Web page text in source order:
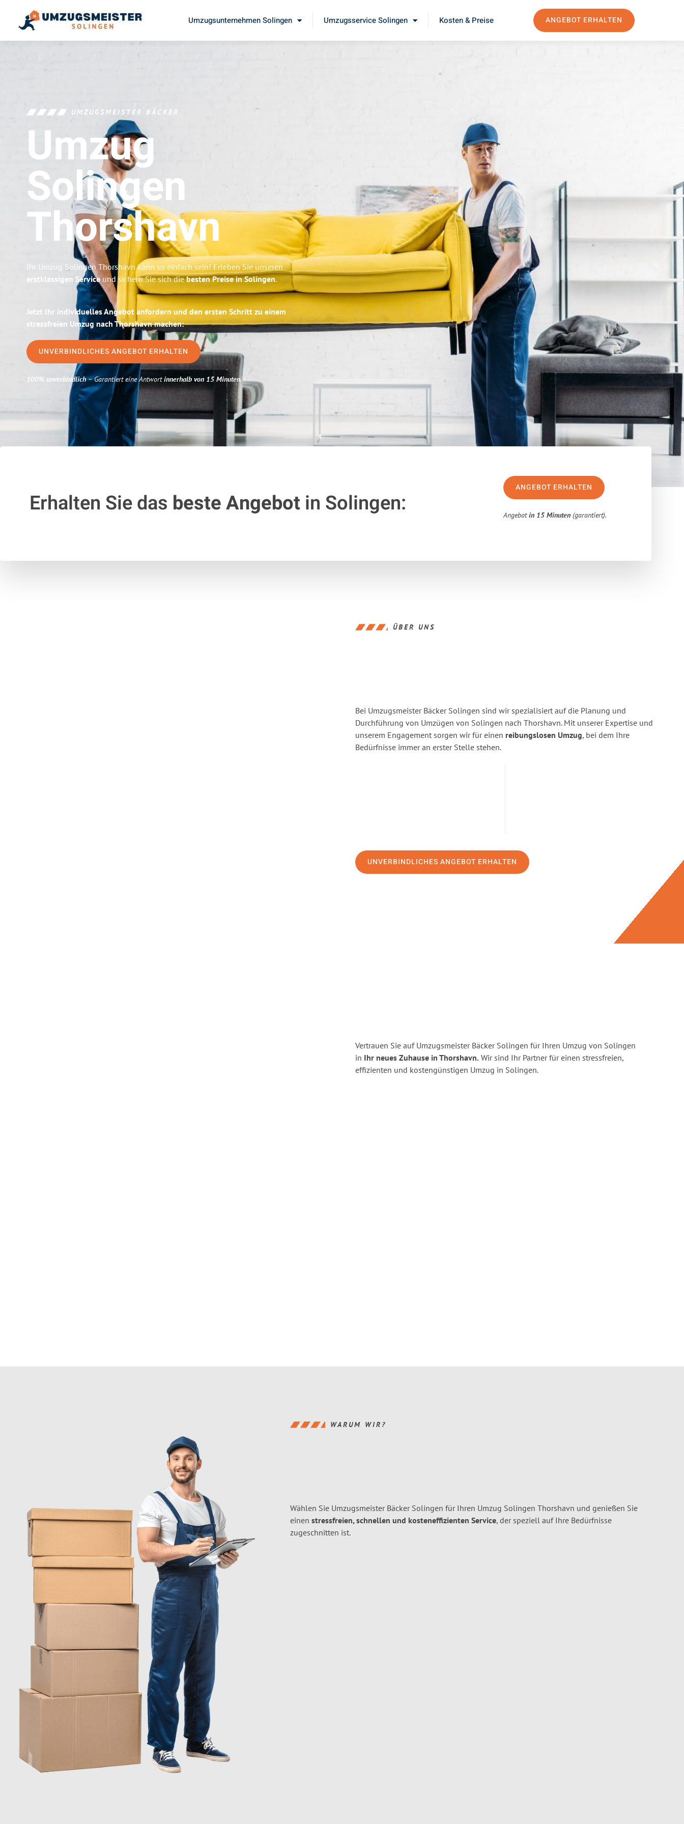
Umzugsunternehmen Solingen Umzugsservice Solingen Kosten & Preise ANGEBOT ERHALTEN
UMZUGSMEISTER BÄCKER
Umzug
Solingen
Thorshavn
Ihr Umzug Solingen Thorshavn kann so einfach sein! Erleben Sie unseren
erstklassigen Serviceund sichern Sie sich diebesten Preise in Solingen.
Jetzt Ihr individuelles Angebot anfordern und den ersten Schritt zu einem
stressfreien Umzug nach Thorshavn machen:
UNVERBINDLICHES ANGEBOT ERHALTEN
100% unverbindlich– Garantiert eine Antwortinnerhalb von 15 Minuten.
Erhalten Sie das beste Angebotin Solingen:
ANGEBOT ERHALTEN
Angebotin 15 Minuten (garantiert).
ÜBER UNS
Bei Umzugsmeister Bäcker Solingen sind wir spezialisiert auf die Planung und
Durchführung von Umzügen von Solingen nach Thorshavn. Mit unserer Expertise und
unserem Engagement sorgen wir für einen reibungslosen Umzug, bei dem Ihre
Bedürfnisse immer an erster Stelle stehen.
UNVERBINDLICHES ANGEBOT ERHALTEN
Vertrauen Sie auf Umzugsmeister Bäcker Solingen für Ihren Umzug von Solingen
in Ihr neues Zuhause in Thorshavn. Wir sind Ihr Partner für einen stressfreien,
effizienten und kostengünstigen Umzug in Solingen.
WARUM WIR?
Wählen Sie Umzugsmeister Bäcker Solingen für Ihren Umzug Solingen Thorshavn und genießen Sie
einen stressfreien, schnellen und kosteneffizienten Service, der speziell auf Ihre Bedürfnisse
zugeschnitten ist.